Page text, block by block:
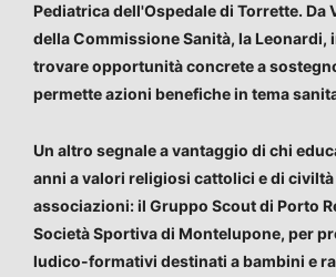
Pediatrica dell'Ospedale di Torrette. Da
della Commissione Sanità, la Leonardi,
trovare opportunità concrete a
permette azioni benefiche in tema
Un altro segnale a vantaggio di chi
anni a valori religiosi cattolici e di civiltà
associazioni: il Gruppo Scout di Porto
Società Sportiva di Montelupone, per
ludico-formativi destinati a bambini e